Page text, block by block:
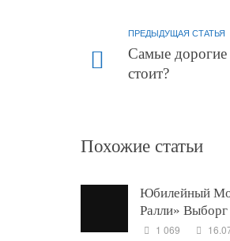
ПРЕДЫДУЩАЯ СТАТЬЯ
Самые
стоит?
Похожие статьи
Юбилейный
Ралли»
1 069